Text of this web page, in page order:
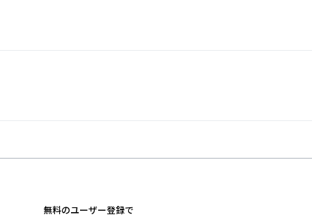
無料のユーザー登録で